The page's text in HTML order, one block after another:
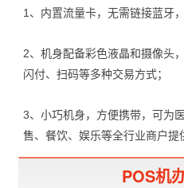
1、内置流量卡，无需链接蓝牙
2、机身配备彩色液晶和摄像头
闪付、扫码等多种交易方式；
3、小巧机身，方便携带，可为
售、餐饮、娱乐等全行业商户提
POS机